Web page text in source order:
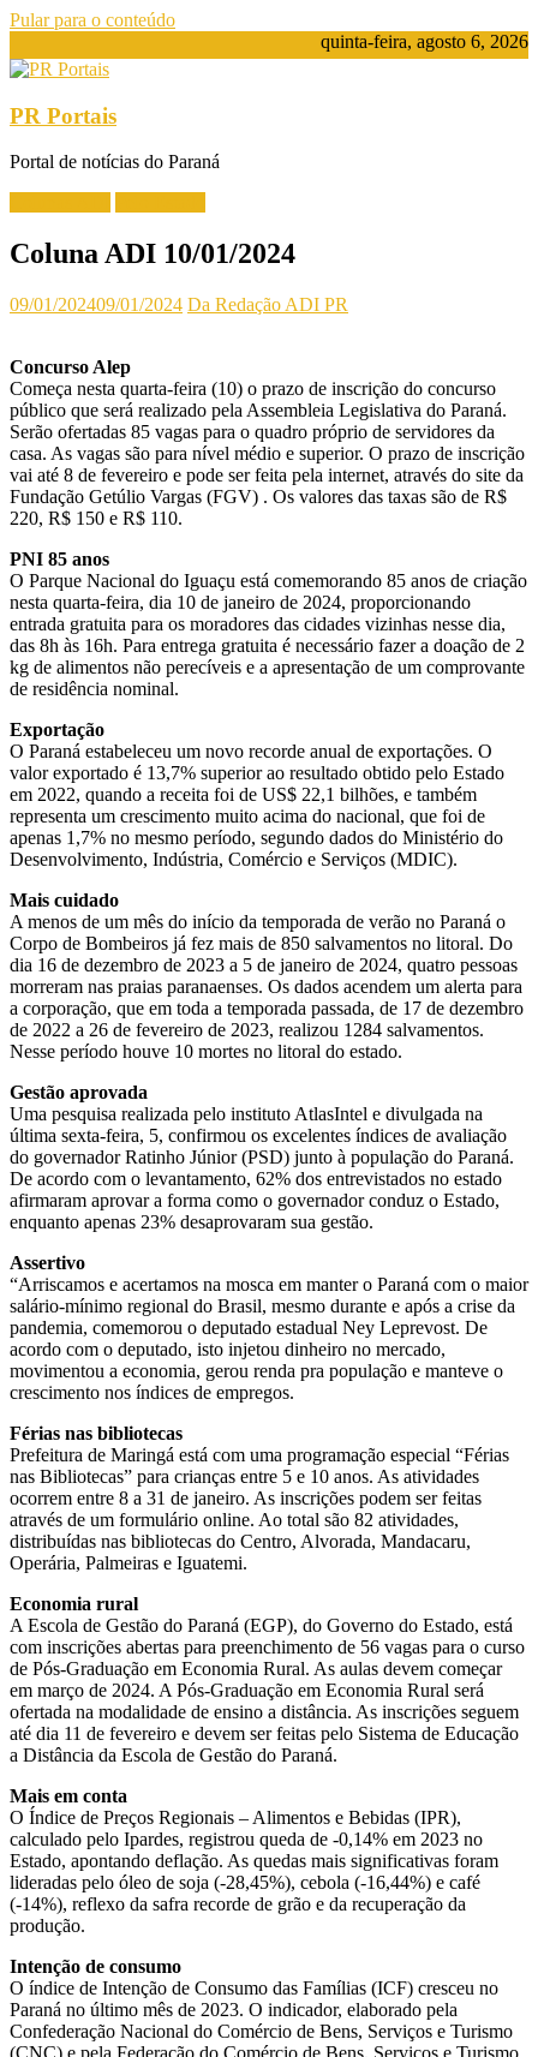
Pular para o conteúdo
quinta-feira, agosto 6, 2026
PR Portais
Portal de notícias do Paraná
Coluna ADI 10/01/2024
09/01/202409/01/2024 Da Redação ADI PR
Concurso Alep
Começa nesta quarta-feira (10) o prazo de inscrição do concurso
público que será realizado pela Assembleia Legislativa do Paraná.
Serão ofertadas 85 vagas para o quadro próprio de servidores da
casa. As vagas são para nível médio e superior. O prazo de inscrição
vai até 8 de fevereiro e pode ser feita pela internet, através do site da
Fundação Getúlio Vargas (FGV) . Os valores das taxas são de R$
220, R$ 150 e R$ 110.
PNI 85 anos
O Parque Nacional do Iguaçu está comemorando 85 anos de criação
nesta quarta-feira, dia 10 de janeiro de 2024, proporcionando
entrada gratuita para os moradores das cidades vizinhas nesse dia,
das 8h às 16h. Para entrega gratuita é necessário fazer a doação de 2
kg de alimentos não perecíveis e a apresentação de um comprovante
de residência nominal.
Exportação
O Paraná estabeleceu um novo recorde anual de exportações. O
valor exportado é 13,7% superior ao resultado obtido pelo Estado
em 2022, quando a receita foi de US$ 22,1 bilhões, e também
representa um crescimento muito acima do nacional, que foi de
apenas 1,7% no mesmo período, segundo dados do Ministério do
Desenvolvimento, Indústria, Comércio e Serviços (MDIC).
Mais cuidado
A menos de um mês do início da temporada de verão no Paraná o
Corpo de Bombeiros já fez mais de 850 salvamentos no litoral. Do
dia 16 de dezembro de 2023 a 5 de janeiro de 2024, quatro pessoas
morreram nas praias paranaenses. Os dados acendem um alerta para
a corporação, que em toda a temporada passada, de 17 de dezembro
de 2022 a 26 de fevereiro de 2023, realizou 1284 salvamentos.
Nesse período houve 10 mortes no litoral do estado.
Gestão aprovada
Uma pesquisa realizada pelo instituto AtlasIntel e divulgada na
última sexta-feira, 5, confirmou os excelentes índices de avaliação
do governador Ratinho Júnior (PSD) junto à população do Paraná.
De acordo com o levantamento, 62% dos entrevistados no estado
afirmaram aprovar a forma como o governador conduz o Estado,
enquanto apenas 23% desaprovaram sua gestão.
Assertivo
“Arriscamos e acertamos na mosca em manter o Paraná com o maior
salário-mínimo regional do Brasil, mesmo durante e após a crise da
pandemia, comemorou o deputado estadual Ney Leprevost. De
acordo com o deputado, isto injetou dinheiro no mercado,
movimentou a economia, gerou renda pra população e manteve o
crescimento nos índices de empregos.
Férias nas bibliotecas
Prefeitura de Maringá está com uma programação especial “Férias
nas Bibliotecas” para crianças entre 5 e 10 anos. As atividades
ocorrem entre 8 a 31 de janeiro. As inscrições podem ser feitas
através de um formulário online. Ao total são 82 atividades,
distribuídas nas bibliotecas do Centro, Alvorada, Mandacaru,
Operária, Palmeiras e Iguatemi.
Economia rural
A Escola de Gestão do Paraná (EGP), do Governo do Estado, está
com inscrições abertas para preenchimento de 56 vagas para o curso
de Pós-Graduação em Economia Rural. As aulas devem começar
em março de 2024. A Pós-Graduação em Economia Rural será
ofertada na modalidade de ensino a distância. As inscrições seguem
até dia 11 de fevereiro e devem ser feitas pelo Sistema de Educação
a Distância da Escola de Gestão do Paraná.
Mais em conta
O Índice de Preços Regionais – Alimentos e Bebidas (IPR),
calculado pelo Ipardes, registrou queda de -0,14% em 2023 no
Estado, apontando deflação. As quedas mais significativas foram
lideradas pelo óleo de soja (-28,45%), cebola (-16,44%) e café
(-14%), reflexo da safra recorde de grão e da recuperação da
produção.
Intenção de consumo
O índice de Intenção de Consumo das Famílias (ICF) cresceu no
Paraná no último mês de 2023. O indicador, elaborado pela
Confederação Nacional do Comércio de Bens, Serviços e Turismo